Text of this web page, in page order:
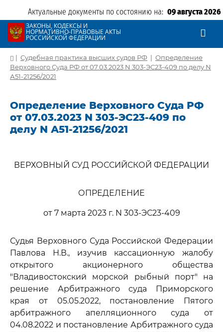
Актуальные документы по состоянию на: 09 августа 2026
ЗАКОНЫ, КОДЕКСЫ И
НОРМАТИВНО-ПРАВОВЫЕ АКТЫ
РОССИЙСКОЙ ФЕДЕРАЦИИ
| Судебная практика высших судов РФ | Определение
Верховного Суда РФ от 07.03.2023 N 303-ЭС23-409 по делу N
А51-21256/2021
Определение Верховного Суда РФ
от 07.03.2023 N 303-ЭС23-409 по
делу N А51-21256/2021
ВЕРХОВНЫЙ СУД РОССИЙСКОЙ ФЕДЕРАЦИИ
ОПРЕДЕЛЕНИЕ
от 7 марта 2023 г. N 303-ЭС23-409
Судья Верховного Суда Российской Федерации
Павлова Н.В., изучив кассационную жалобу
открытого акционерного общества
"Владивостокский морской рыбный порт" на
решение Арбитражного суда Приморского
края от 05.05.2022, постановление Пятого
арбитражного апелляционного суда от
04.08.2022 и постановление Арбитражного суда